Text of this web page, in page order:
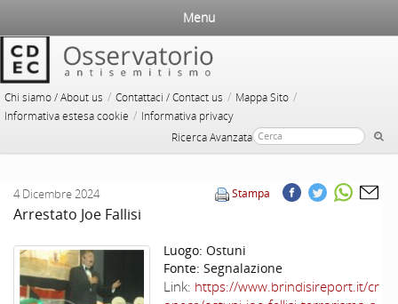
Chi siamo / About us / Contattaci / Contact us / Mappa Sito /
Informativa estesa cookie / Informativa privacy
Ricerca Avanzata
Menu
Stampa
4 Dicembre 2024
Arrestato Joe Fallisi
Luogo: Ostuni
Fonte: Segnalazione
Link: https://www.brindisireport.it/cr